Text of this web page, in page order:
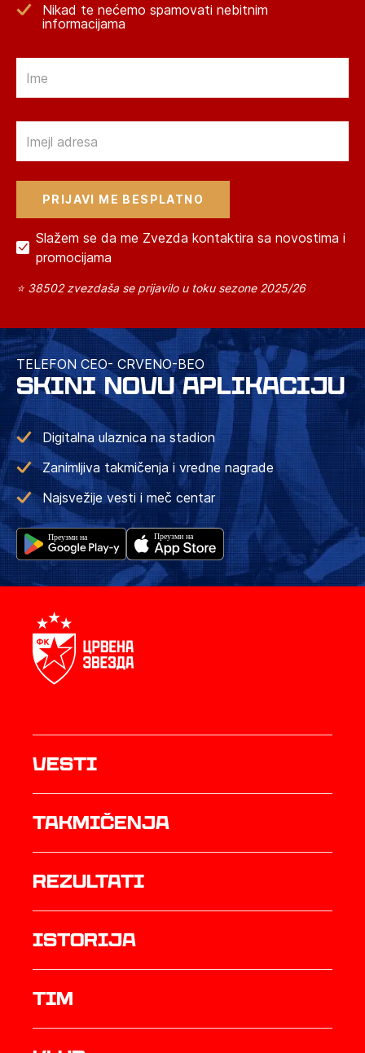
Nikad te nećemo spamovati nebitnim
informacijama
Slažem se da me Zvezda kontaktira sa novostima i
promocijama
⭐ 38502 zvezdaša se prijavilo u toku sezone 2025/26
TELEFON CEO- CRVENO-BEO
SKINI NOVU APLIKACIJU
Digitalna ulaznica na stadion
Zanimljiva takmičenja i vredne nagrade
Najsvežije vesti i meč centar
Vesti
Takmičenja
rezultati
istorija
TIM